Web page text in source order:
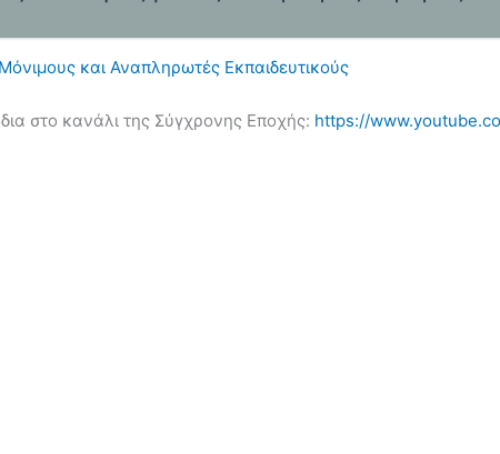
και Αναπληρωτές Εκπαιδευτικούς
στο κανάλι της Σύγχρονης Εποχής: https://www.youtube.